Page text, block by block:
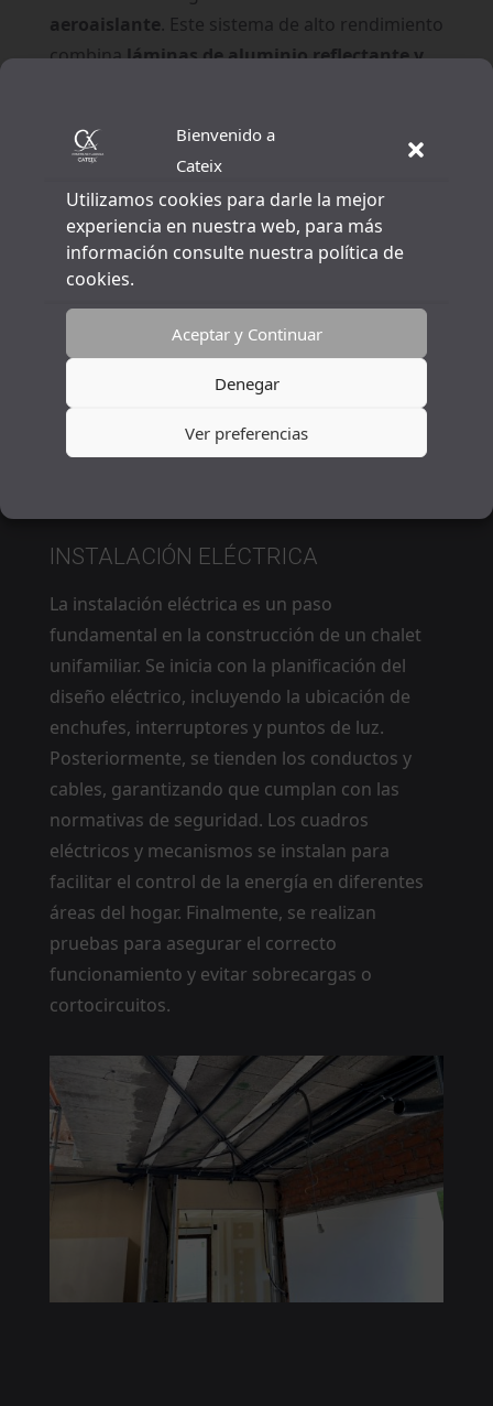
Bienvenido a
Cateix
Utilizamos cookies para darle la mejor
experiencia en nuestra web, para más
información consulte nuestra política de
cookies.
Aceptar y Continuar
Denegar
Ver preferencias
aeroaislante. Este sistema de alto rendimiento
combinaláminas de aluminio reflectante y
para cualquier tipo de suelo.
INSTALACIÓN ELÉCTRICA
La instalación eléctrica es un paso
fundamental en la construcción de un chalet
unifamiliar. Se inicia con la planificación del
diseño eléctrico, incluyendo la ubicación de
enchufes, interruptores y puntos de luz.
Posteriormente, se tienden los conductos y
cables, garantizando que cumplan con las
normativas de seguridad. Los cuadros
eléctricos y mecanismos se instalan para
facilitar el control de la energía en diferentes
áreas del hogar. Finalmente, se realizan
pruebas para asegurar el correcto
funcionamiento y evitar sobrecargas o
cortocircuitos.